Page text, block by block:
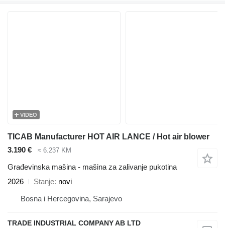
VIDEO
TICAB Manufacturer HOT AIR LANCE / Hot air blower
3.190 €
≈ 6.237 KM
Građevinska mašina - mašina za zalivanje pukotina
2026
Stanje novi
Bosna i Hercegovina, Sarajevo
TRADE INDUSTRIAL COMPANY AB LTD